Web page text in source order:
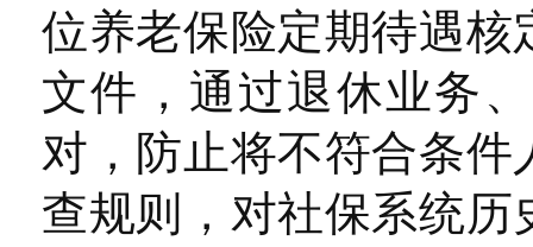
位养老保险定期待遇
文件，通过退休业务
对，防止将不符合条
查规则，对社保系统